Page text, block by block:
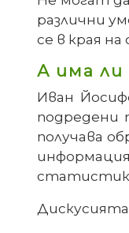
различни
се в края
А има
Иван
подредени
получава